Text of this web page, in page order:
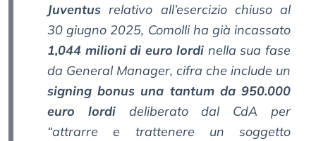
Juventus relativo all’esercizio chiuso al
30 giugno 2025, Comolli ha già incassato
1,044 milioni di euro lordi nella sua fase
da General Manager, cifra che include un
signing bonus una tantum da 950.000
euro lordideliberato dal CdA per
“attrarre e trattenere un soggetto